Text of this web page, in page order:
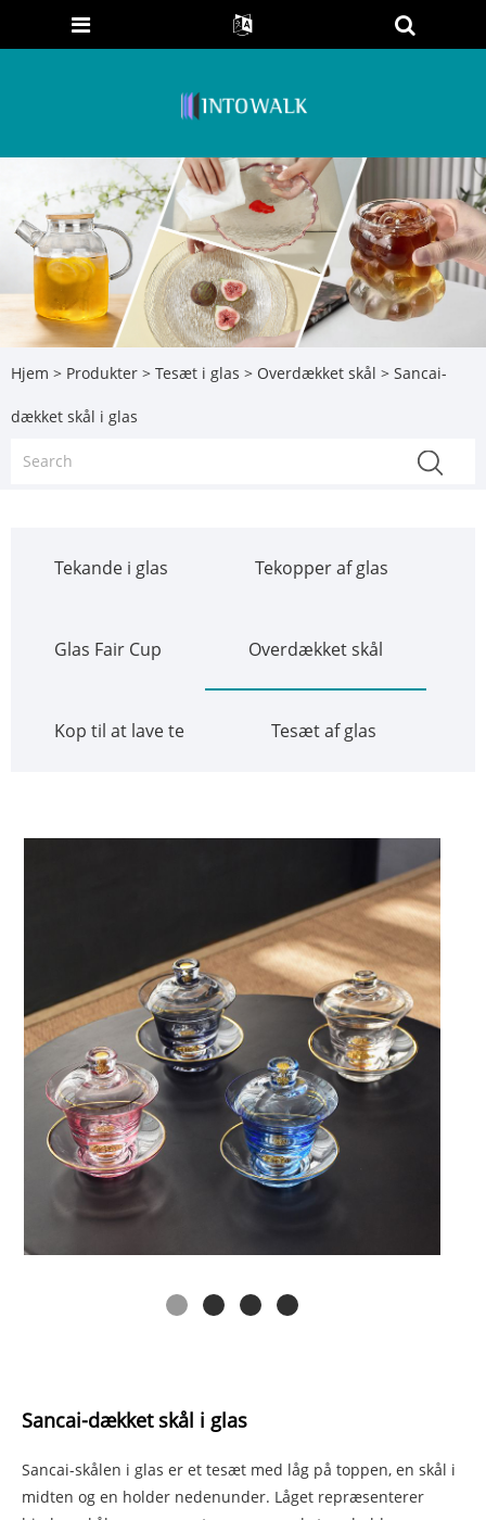
Hjem > Produkter > Tesæt i glas > Overdækket skål > Sancai-
dækket skål i glas
Tekande i glas Tekopper af glas
Glas Fair Cup Overdækket skål
Kop til at lave te Tesæt af glas
Sancai-dækket skål i glas
Sancai-skålen i glas er et tesæt med låg på toppen, en skål i
midten og en holder nedenunder. Låget repræsenterer